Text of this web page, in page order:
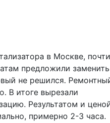
в Москве, почти
предложили заменить
не решился.
В итоге вырезали
Результатом и
примерно 2-3 часа.